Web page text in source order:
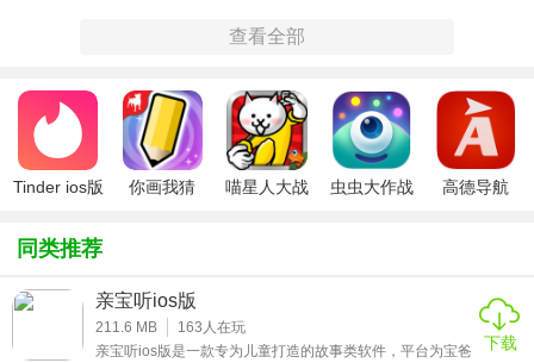
容，学知识，看世界，获得更好的成长。
★亲宝听ios版软件亮点
[哄睡神器] 定时收听，妈妈放心，让亲宝听陪伴小孩入睡;
[宝宝练习] 宝宝自己给自己讲故事，训练宝宝讲故事的能力;
[离线下载] 妈妈再也不用担心耗流量了，宝宝爱听的故事离线
[故事分享] 录制的故事可以分享给更多小朋友听，说不一定下
一个当红主播就是你。
查看全部
Tinder ios版
你画我猜
喵星人大战
虫虫大作战
高德导航
同类推荐
亲宝听ios版
211.6 MB 163 人在玩
亲宝听ios版是一款专为儿童打造的故事类软件，平台为宝爸
下载